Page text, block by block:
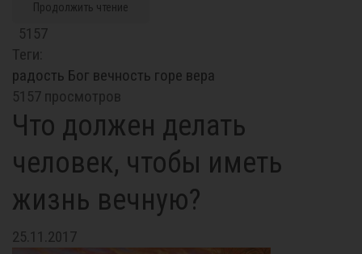
Продолжить чтение
5157
Теги:
радость Бог вечность горе вера
5157 просмотров
Что должен делать
человек, чтобы иметь
жизнь вечную?
25.11.2017